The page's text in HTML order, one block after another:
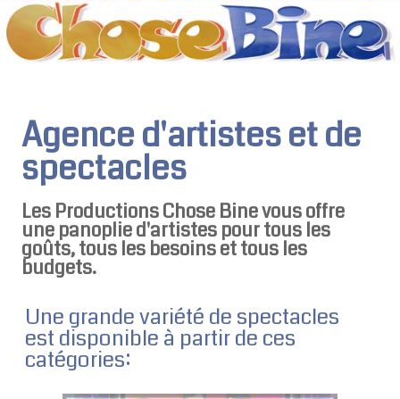
Agence d'artistes et de
spectacles
Les Productions Chose Bine vous offre
une panoplie d'artistes pour tous les
goûts, tous les besoins et tous les
budgets.
Une grande variété de spectacles
est disponible à partir de ces
catégories: